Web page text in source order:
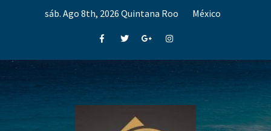
sáb. Ago 8th, 2026 Quintana Roo México
FacebookTwitterGoogle+Instagram